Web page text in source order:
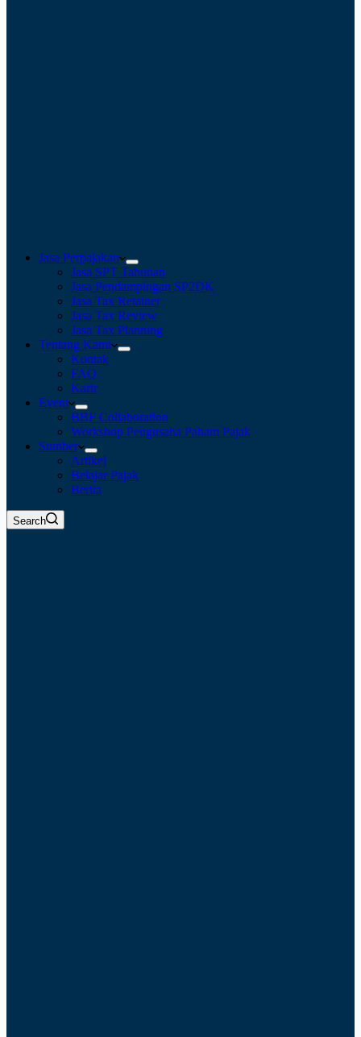
Jasa Perpajakan
Jasa SPT Tahunan
Jasa Pendampingan SP2DK
Jasa Tax Retainer
Jasa Tax Review
Jasa Tax Planning
Tentang Kami
Kontak
FAQ
Karir
Event
BBF Collaboration
Workshop Pengusaha Paham Pajak
Sumber
Artikel
Belajar Pajak
Berita
Search